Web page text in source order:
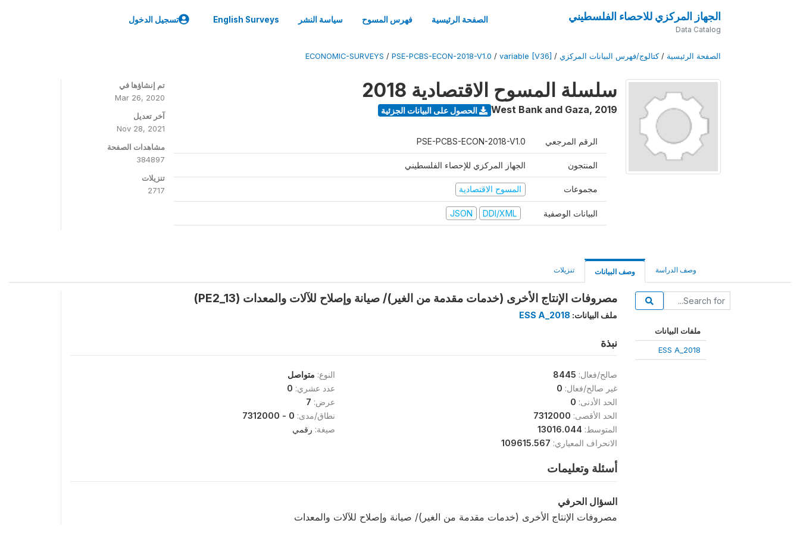
الجهاز المركزي للاحصاء الفلسطيني
Data Catalog
الصفحة الرئيسية فهرس المسوح سياسة النشر English Surveys تسجيل الدخول
الصفحة الرئيسية /كتالوج/فهرس البيانات المركزي /
ECONOMIC-SURVEYS / PSE-PCBS-ECON-2018-V1.0 / variable [V36]
سلسلة المسوح الاقتصادية 2018
West Bank and Gaza, 2019 الحصول على البيانات الجزئية
الرقم المرجعي PSE-PCBS-ECON-2018-V1.0
المنتجون الجهاز المركزي للإحصاء الفلسطيني
مجموعات المسوح الاقتصادية
البيانات الوصفية DDI/XML
JSON
تم إنشاؤها في
Mar 26, 2020
آخر تعديل
Nov 28, 2021
مشاهدات الصفحة
384897
تنزيلات
2717
وصف الدراسة وصف البيانات تنزيلات
ملفات البيانات
ESS A_2018
مصروفات الإنتاج الأخرى (خدمات مقدمة من الغير)/ صيانة وإصلاح للآلات والمعدات (PE2_13)
ملف البيانات: ESS A_2018
نبذة
صالح/فعال: 8445
غير صالح/فعال: 0
الحد الأدنى: 0
الحد الأقصى: 7312000
المتوسط: 13016.044
الانحراف المعياري: 109615.567
النوع: متواصل
عدد عشري: 0
عرض: 7
نطاق/مدى: 0 - 7312000
صيغة: رقمي
أسئلة وتعليمات
السؤال الحرفي
مصروفات الإنتاج الأخرى (خدمات مقدمة من الغير)/ صيانة وإصلاح للآلات والمعدات